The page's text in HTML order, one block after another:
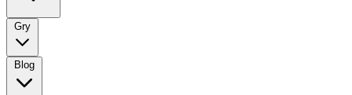
Gry
Blog